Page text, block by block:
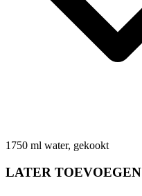
1750 ml water, gekookt
LATER TOEVOEGEN